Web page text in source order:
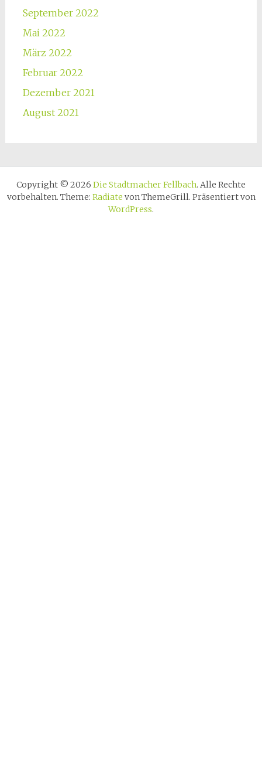
September 2022
Mai 2022
März 2022
Februar 2022
Dezember 2021
August 2021
Copyright © 2026 Die Stadtmacher Fellbach. Alle Rechte
vorbehalten. Theme: Radiate von ThemeGrill. Präsentiert von
WordPress.